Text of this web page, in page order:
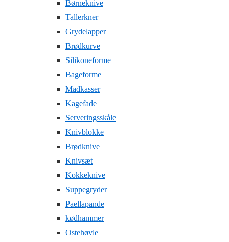
Børneknive
Tallerkner
Grydelapper
Brødkurve
Silikoneforme
Bageforme
Madkasser
Kagefade
Serveringsskåle
Knivblokke
Brødknive
Knivsæt
Kokkeknive
Suppegryder
Paellapande
kødhammer
Ostehøvle